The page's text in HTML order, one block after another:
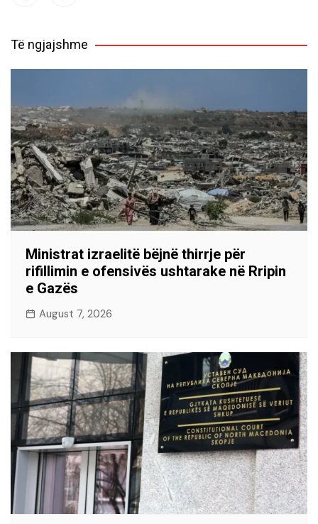
Të ngjajshme
Ministrat izraelitë bëjnë thirrje për
rifillimin e ofensivës ushtarake në Rripin
e Gazës
August 7, 2026